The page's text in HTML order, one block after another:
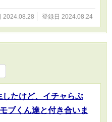
2024.08.28 登録日 2024.08.24
たけど、イチャらぶ
ブくん達と付き合いま